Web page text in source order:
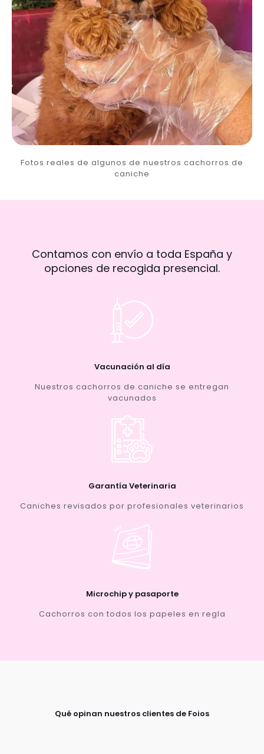
Fotos reales de algunos de nuestros cachorros de
caniche
Contamos con envío a toda España y
opciones de recogida presencial.
Vacunación al día
Nuestros cachorros de caniche se entregan
vacunados
Garantía Veterinaria
Caniches revisados por profesionales veterinarios
Microchip y pasaporte
Cachorros con todos los papeles en regla
Qué opinan nuestros clientes de Foios